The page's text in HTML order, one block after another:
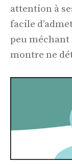
attention à
facile
peu méchant
montre ne